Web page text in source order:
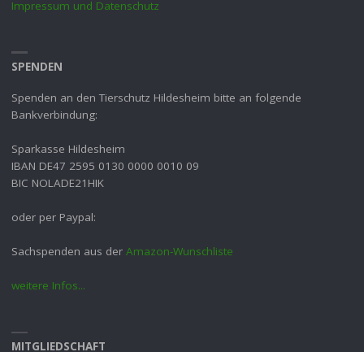
Impressum und Datenschutz
SPENDEN
Spenden an den Tierschutz Hildesheim bitte an folgende
Bankverbindung:
Sparkasse Hildesheim
IBAN DE47 2595 0130 0000 0010 09
BIC NOLADE21HIK
oder per Paypal:
Sachspenden aus der Amazon-Wunschliste
weitere Infos...
MITGLIEDSCHAFT